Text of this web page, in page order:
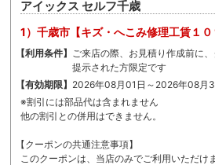
アイックス セルフ千歳
1）千歳市【キズ・へこみ修理工賃１０
【利用条件】
ご来店の際、お見積り作成前に
提示された方限定です
【有効期限】 2026年08月01日～2026年08月
※割引には部品代は含まれません
他の割引との併用はできません。
【クーポンの共通注意事項】
このクーポンは、当店のみでご利用いただけ